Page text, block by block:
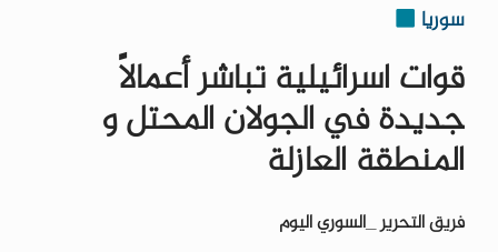
سوريا
قوات اسرائيلية تباشر أعمالاً
جديدة في الجولان المحتل و
المنطقة العازلة
فريق التحرير _السوري اليوم